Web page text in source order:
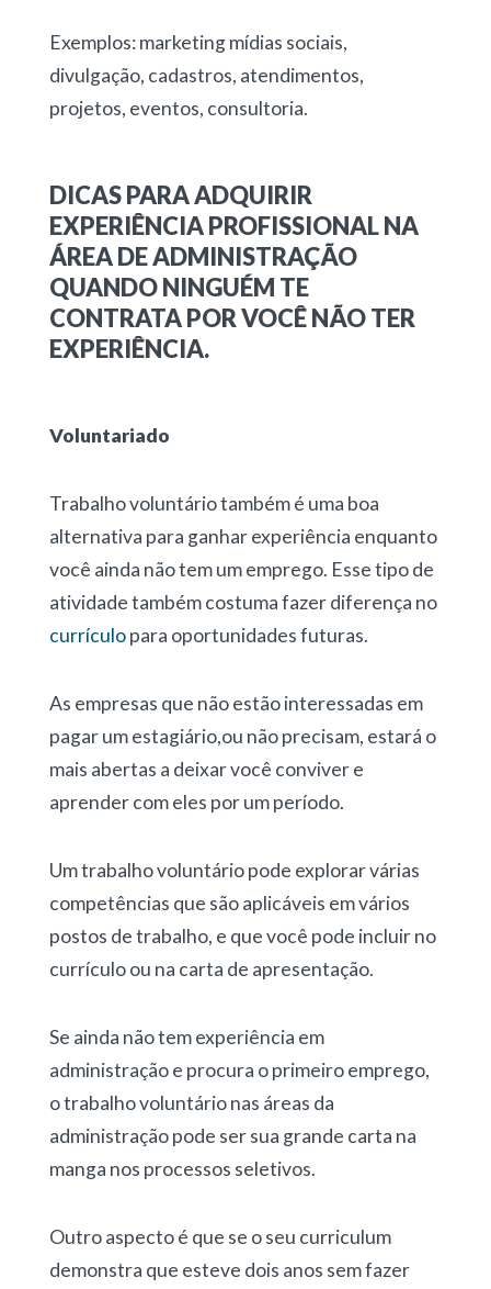
Exemplos: marketing mídias sociais,
divulgação, cadastros, atendimentos,
projetos, eventos, consultoria.
DICAS PARA ADQUIRIR
EXPERIÊNCIA PROFISSIONAL NA
ÁREA DE ADMINISTRAÇÃO
QUANDO NINGUÉM TE
CONTRATA POR VOCÊ NÃO TER
EXPERIÊNCIA.
Voluntariado
Trabalho voluntário também é uma boa
alternativa para ganhar experiência enquanto
você ainda não tem um emprego. Esse tipo de
atividade também costuma fazer diferença no
currículopara oportunidades futuras.
As empresas que não estão interessadas em
pagar um estagiário,ou não precisam, estará o
mais abertas a deixar você conviver e
aprender com eles por um período.
Um trabalho voluntário pode explorar várias
competências que são aplicáveis em vários
postos de trabalho, e que você pode incluir no
currículo ou na carta de apresentação.
Se ainda não tem experiência em
administração e procura o primeiro emprego,
o trabalho voluntário nas áreas da
administração pode ser sua grande carta na
manga nos processos seletivos.
Outro aspecto é que se o seu curriculum
demonstra que esteve dois anos sem fazer